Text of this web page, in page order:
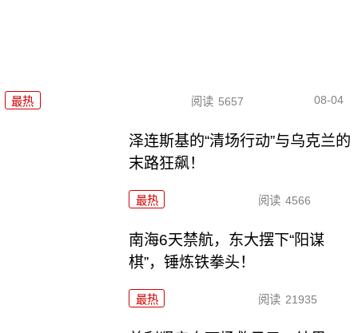
最热 阅读 5657 08-04
泽连斯基的“清场行动”与乌克兰的
末路狂飙！
最热 阅读 4566
南海6天禁航，东大摆下“阳谋
棋”，锤炼铁拳头！
最热 阅读 21935